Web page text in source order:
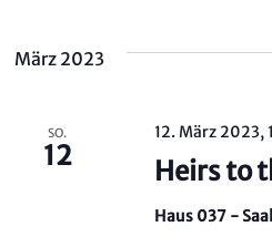
März 2023
SO.
12 Heirs to
12. März 2023,
Haus 037 -